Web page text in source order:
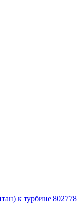
к турбине 802778